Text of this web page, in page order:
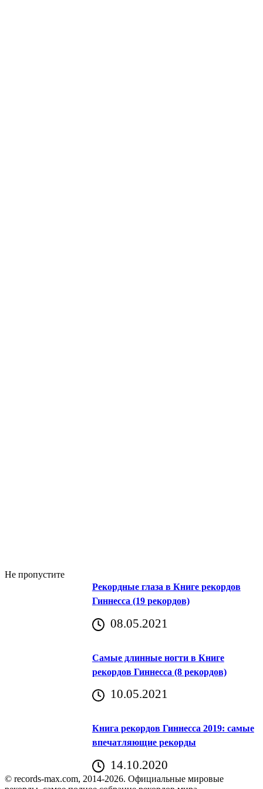
Не пропустите
Рекордные глаза в Книге рекордов
Гиннесса (19 рекордов)
08.05.2021
Самые длинные ногти в Книге
рекордов Гиннесса (8 рекордов)
10.05.2021
Книга рекордов Гиннесса 2019: самые
впечатляющие рекорды
14.10.2020
© records-max.com, 2014-2026. Официальные мировые